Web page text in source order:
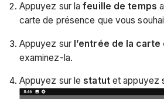
Appuyez sur lafeuille de temps
carte de présence que vous
Appuyez sur l’entrée de la
examinez-la.
Appuyez sur le statutet appuyez